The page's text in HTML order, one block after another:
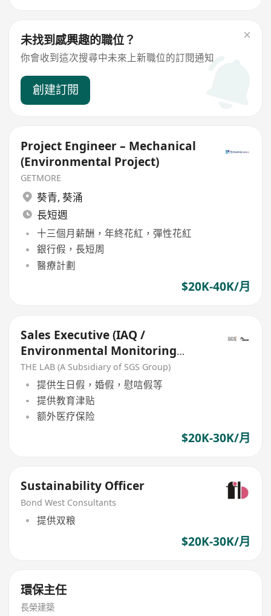
未找到感興趣的職位？
你會收到這次搜尋中未來上新職位的訂閱通知
創建訂閱
Project Engineer – Mechanical
(Environmental Project)
GETMORE
葵青, 葵涌
長短週
十三個月薪酬，年終花紅，彈性花紅
銀行假，長短周
醫療計劃
$20K-40K/月
Sales Executive (IAQ /
Environmental Monitoring
Solutions / IoT)
THE LAB (A Subsidiary of SGS Group)
提供生日假，婚假，慰唁假等
提供教育津贴
额外医疗保险
$20K-30K/月
Sustainability Officer
Bond West Consultants
提供双粮
$20K-30K/月
環保主任
長榮建築